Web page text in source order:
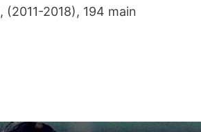
, (2011-2018), 194 main